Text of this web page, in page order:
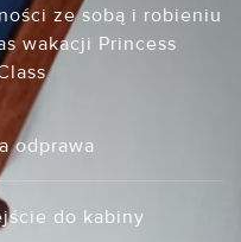
ze sobą i robieniu
wakacji Princess
odprawa
do kabiny